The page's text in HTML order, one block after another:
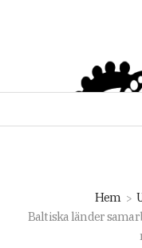
Hem
Baltiska länder